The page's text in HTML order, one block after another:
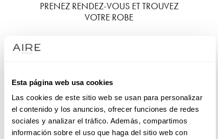
Esta página web usa cookies
Las cookies de este sitio web se usan para personalizar
el contenido y los anuncios, ofrecer funciones de redes
sociales y analizar el tráfico. Además, compartimos
información sobre el uso que haga del sitio web con
PRENEZ RENDEZ-VOUS ET TROUVEZ
VOTRE ROBE